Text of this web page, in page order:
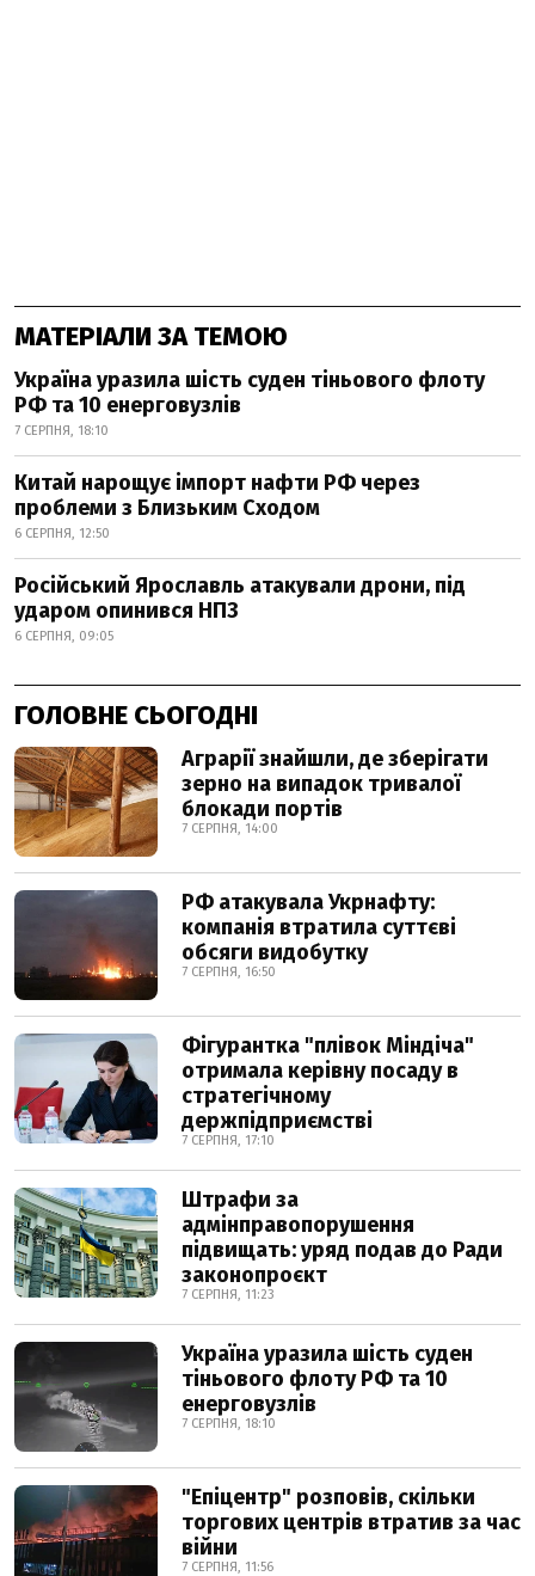
МАТЕРІАЛИ ЗА ТЕМОЮ
Україна уразила шість суден тіньового флоту
РФ та 10 енерговузлів
7 СЕРПНЯ, 18:10
Китай нарощує імпорт нафти РФ через
проблеми з Близьким Сходом
6 СЕРПНЯ, 12:50
Російський Ярославль атакували дрони, під
ударом опинився НПЗ
6 СЕРПНЯ, 09:05
ГОЛОВНЕ СЬОГОДНІ
Аграрії знайшли, де зберігати
зерно на випадок тривалої
блокади портів
7 СЕРПНЯ, 14:00
РФ атакувала Укрнафту:
компанія втратила суттєві
обсяги видобутку
7 СЕРПНЯ, 16:50
Фігурантка "плівок Міндіча"
отримала керівну посаду в
стратегічному
держпідприємстві
7 СЕРПНЯ, 17:10
Штрафи за
адмінправопорушення
підвищать: уряд подав до Ради
законопроєкт
7 СЕРПНЯ, 11:23
Україна уразила шість суден
тіньового флоту РФ та 10
енерговузлів
7 СЕРПНЯ, 18:10
"Епіцентр" розповів, скільки
торгових центрів втратив за час
війни
7 СЕРПНЯ, 11:56